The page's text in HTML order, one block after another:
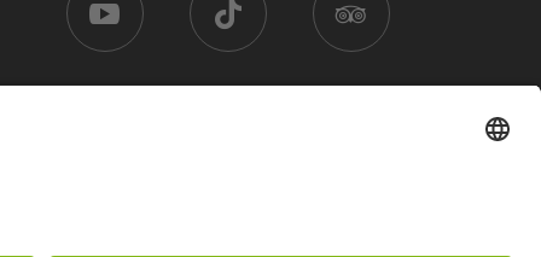
Sportarena
Jugendbeiz G10
Welche Weiterbildungen bietet ihr